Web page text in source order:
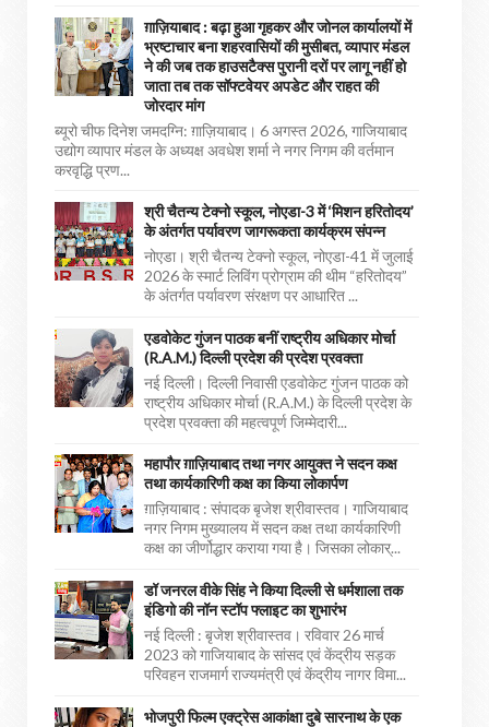
ग़ाज़ियाबाद : बढ़ा हुआ गृहकर और जोनल कार्यालयों में
भ्रष्टाचार बना शहरवासियों की मुसीबत, व्यापार मंडल
ने की जब तक हाउसटैक्स पुरानी दरों पर लागू नहीं हो
जाता तब तक सॉफ्टवेयर अपडेट और राहत की
जोरदार मांग
ब्यूरो चीफ दिनेश जमदग्नि: ग़ाज़ियाबाद। 6 अगस्त 2026, गाजियाबाद
उद्योग व्यापार मंडल के अध्यक्ष अवधेश शर्मा ने नगर निगम की वर्तमान
करवृद्धि प्रण...
श्री चैतन्य टेक्नो स्कूल, नोएडा-3 में ‘मिशन हरितोदय’
के अंतर्गत पर्यावरण जागरूकता कार्यक्रम संपन्न
नोएडा। श्री चैतन्य टेक्नो स्कूल, नोएडा-41 में जुलाई
2026 के स्मार्ट लिविंग प्रोग्राम की थीम “हरितोदय”
के अंतर्गत पर्यावरण संरक्षण पर आधारित ...
एडवोकेट गुंजन पाठक बनीं राष्ट्रीय अधिकार मोर्चा
(R.A.M.) दिल्ली प्रदेश की प्रदेश प्रवक्ता
नई दिल्ली। दिल्ली निवासी एडवोकेट गुंजन पाठक को
राष्ट्रीय अधिकार मोर्चा (R.A.M.) के दिल्ली प्रदेश के
प्रदेश प्रवक्ता की महत्वपूर्ण जिम्मेदारी...
महापौर ग़ाज़ियाबाद तथा नगर आयुक्त ने सदन कक्ष
तथा कार्यकारिणी कक्ष का किया लोकार्पण
ग़ाज़ियाबाद : संपादक बृजेश श्रीवास्तव। गाजियाबाद
नगर निगम मुख्यालय में सदन कक्ष तथा कार्यकारिणी
कक्ष का जीर्णोद्धार कराया गया है। जिसका लोकार्...
डॉ जनरल वीके सिंह ने किया दिल्ली से धर्मशाला तक
इंडिगो की नॉन स्टॉप फ्लाइट का शुभारंभ
नई दिल्ली : बृजेश श्रीवास्तव। रविवार 26 मार्च
2023 को गाजियाबाद के सांसद एवं केंद्रीय सड़क
परिवहन राजमार्ग राज्यमंत्री एवं केंद्रीय नागर विमा...
भोजपुरी फिल्म एक्ट्रेस आकांक्षा दुबे सारनाथ के एक